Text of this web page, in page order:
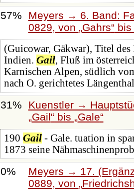
57%
Meyers → 6. Band:
0829, von Gahrs bis
(Guicowar, Gäkwar), Titel
Indien. Gail, Fluß im
Karnischen Alpen, südlich
nach O. gerichtetes Längenthal
31%
Kuenstler →
Gail bis Gale
190 Gail- Gale. tuation in
1873 seine
0%
Meyers → 17.
0889, von